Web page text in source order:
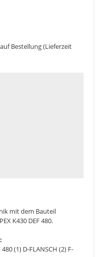
Bestellung (Lieferzeit
mit dem Bauteil
K430 DEF 480.
480 (1) D-FLANSCH (2) F-